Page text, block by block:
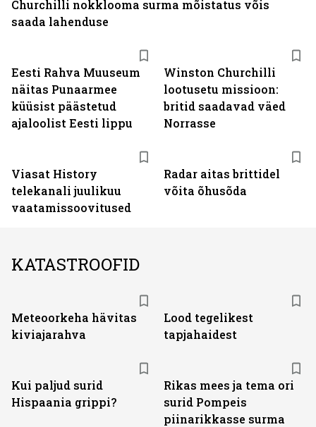
Eesti Rahva Muuseum
näitas Punaarmee
küüsist päästetud
ajaloolist Eesti lippu
Winston Churchilli
lootusetu missioon:
britid saadavad väed
Norrasse
Viasat History
telekanali juulikuu
vaatamissoovitused
Radar aitas brittidel
võita õhusõda
Churchilli nokklooma surma mõistatus võis
saada lahenduse
KATASTROOFID
Meteoorkeha hävitas
kiviajarahva
Lood tegelikest
tapjahaidest
Kui paljud surid
Hispaania grippi?
Rikas mees ja tema ori
surid Pompeis
piinarikkasse surma